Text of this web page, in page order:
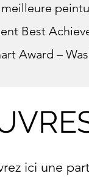
Best
Award –
ici une